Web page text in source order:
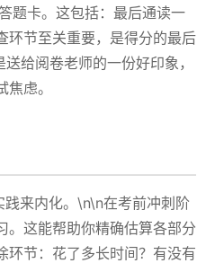
题卡。这包括：最后通读一
环节至关重要，是得分的最后
给阅卷老师的一份好印象，
虑。
践来内化。\n\n在考前冲刺阶
。这能帮助你精确估算各部分
环节：花了多长时间？有没有